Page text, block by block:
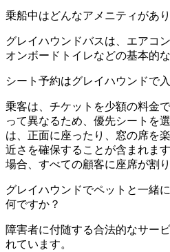
乗船中はどんなアメニティがあ
グレイハウンドバスは、エアコ
オンボードトイレなどの基本的
シート予約はグレイハウンドで
乗客は、チケットを少額の料金
って異なるため、優先シートを
は、正面に座ったり、窓の席を
近さを確保することが含まれま
場合、すべての顧客に座席が割
グレイハウンドでペットと一緒
何ですか？
障害者に付随する合法的なサー
れています。